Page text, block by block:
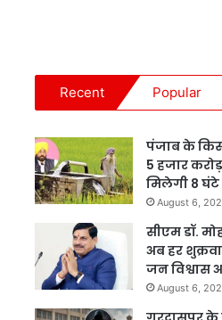
Recent Popular
पंजाब के
5 हजार
मिलेगी 8 घंटे
August 6,
सीएम डॉ.
अब हर
जन विश्वास
August 6,